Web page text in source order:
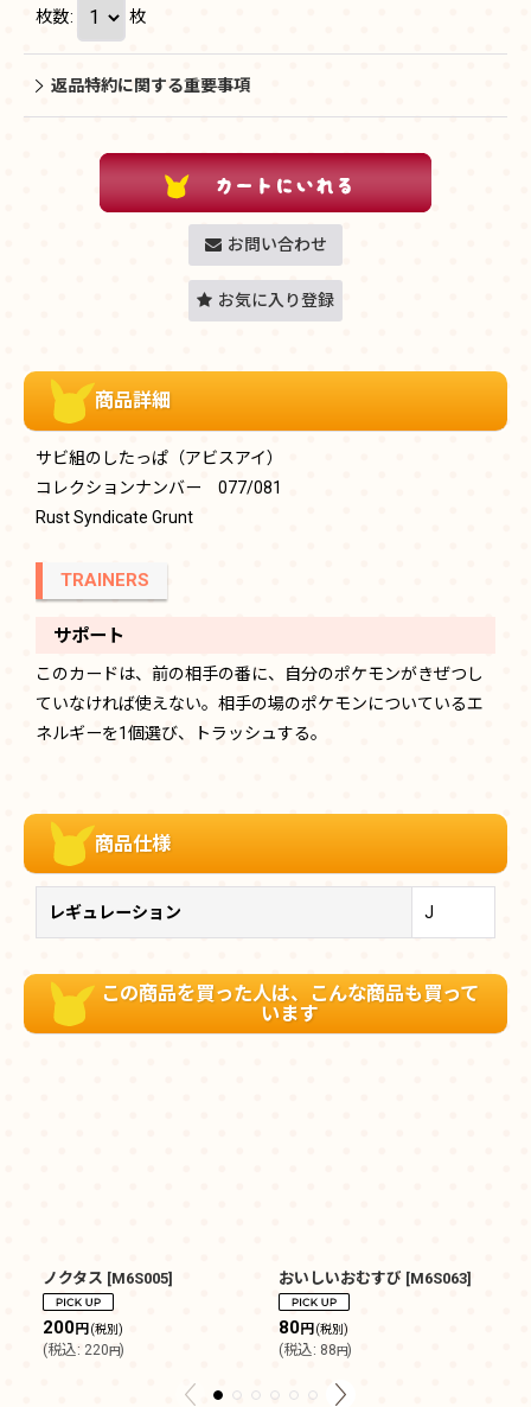
枚数: 枚
返品特約に関する重要事項
お問い合わせ
お気に入り登録
商品詳細
サビ組のしたっぱ（アビスアイ）
コレクションナンバー 077/081
Rust Syndicate Grunt
TRAINERS
サポート
このカードは、前の相手の番に、自分のポケモンがきぜつし
ていなければ使えない。相手の場のポケモンについているエ
ネルギーを1個選び、トラッシュする。
商品仕様
レギュレーション J
この商品を買った人は、こんな商品も買って
います
ノクタス [M6S005]
200円 (税別)
(税込: 220円)
おいしいおむすび [M6S063]
80円 (税別)
(税込: 88円)